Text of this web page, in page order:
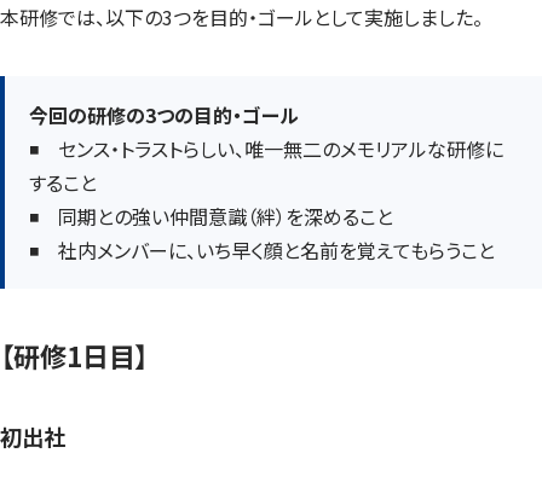
本研修では、以下の3つを目的・ゴールとして実施しました。
今回の研修の3つの目的・ゴール
◾️ センス・トラストらしい、唯一無二のメモリアルな研修に
すること
◾️ 同期との強い仲間意識（絆）を深めること
◾️ 社内メンバーに、いち早く顔と名前を覚えてもらうこと
【研修1日目】
初出社